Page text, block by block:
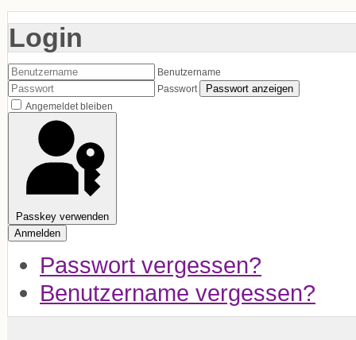
Login
Benutzername
Passwort
Passwort anzeigen
Angemeldet bleiben
Passkey verwenden
Anmelden
Passwort vergessen?
Benutzername vergessen?